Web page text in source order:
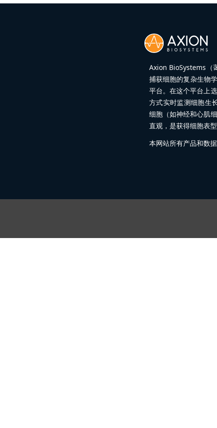
Axion BioSystems（
捕获细胞的复杂生物
平台。在这个平台上
方式实时监测细胞生
细胞（如神经和心肌
直观，是获得细胞表
本网站所有产品和数